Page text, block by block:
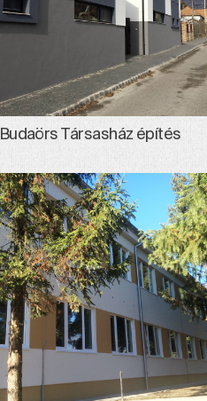
Budaörs Társasház építés